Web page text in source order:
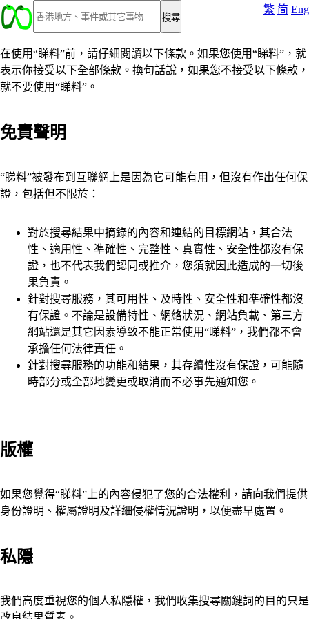
繁 简 Eng
在使用“睇料”前，請仔細閱讀以下條款。如果您使用“睇料”，就
表示你接受以下全部條款。換句話說，如果您不接受以下條款，
就不要使用“睇料”。
免責聲明
“睇料”被發布到互聯網上是因為它可能有用，但沒有作出任何保
證，包括但不限於：
對於搜尋結果中摘錄的內容和連結的目標網站，其合法
性、適用性、凖確性、完整性、真實性、安全性都沒有保
證，也不代表我們認同或推介，您須就因此造成的一切後
果負責。
針對搜尋服務，其可用性、及時性、安全性和凖確性都沒
有保證。不論是設備特性、網絡狀況、網站負載、第三方
網站還是其它因素導致不能正常使用“睇料”，我們都不會
承擔任何法律責任。
針對搜尋服務的功能和結果，其存續性沒有保證，可能隨
時部分或全部地變更或取消而不必事先通知您。
版權
如果您覺得“睇料”上的內容侵犯了您的合法權利，請向我們提供
身份證明、權屬證明及詳細侵權情況證明，以便盡早處置。
私隱
我們高度重視您的個人私隱權，我們收集搜尋關鍵詞的目的只是